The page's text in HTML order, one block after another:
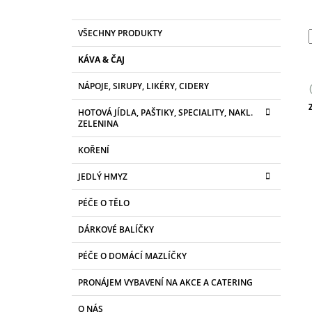
kategorie
K
T
G
O
R
VŠECHNY PRODUKTY
KÁVA & ČAJ
NÁPOJE, SIRUPY, LIKÉRY, CIDERY
HOTOVÁ JÍDLA, PAŠTIKY, SPECIALITY, NAKL.
ZELENINA
KOŘENÍ
JEDLÝ HMYZ
PÉČE O TĚLO
DÁRKOVÉ BALÍČKY
PÉČE O DOMÁCÍ MAZLÍČKY
PRONÁJEM VYBAVENÍ NA AKCE A CATERING
O NÁS